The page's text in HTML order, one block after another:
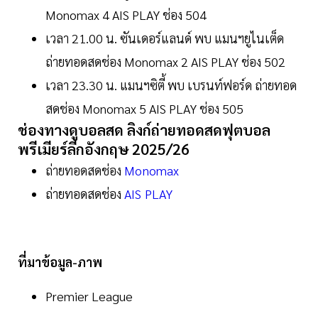
Monomax 4 AIS PLAY ช่อง 504
เวลา 21.00 น. ซันเดอร์แลนด์ พบ แมนฯยูไนเต็ด
ถ่ายทอดสดช่อง Monomax 2 AIS PLAY ช่อง 502
เวลา 23.30 น. แมนฯซิตี้ พบ เบรนท์ฟอร์ด ถ่ายทอด
สดช่อง Monomax 5 AIS PLAY ช่อง 505
ช่องทางดูบอลสด ลิงก์ถ่ายทอดสดฟุตบอล
พรีเมียร์ลีกอังกฤษ 2025/26
ถ่ายทอดสดช่อง Monomax
ถ่ายทอดสดช่อง AIS PLAY
ที่มาข้อมูล-ภาพ
Premier League